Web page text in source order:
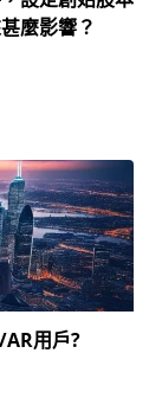
麼影響？
用戶?